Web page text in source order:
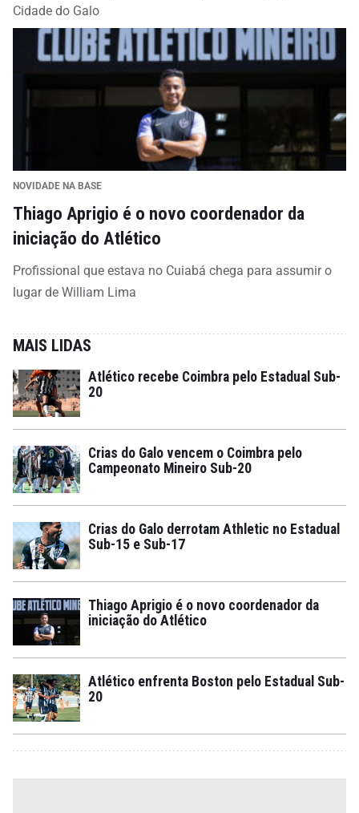
Cidade do Galo
NOVIDADE NA BASE
Thiago Aprigio é o novo coordenador da
iniciação do Atlético
Profissional que estava no Cuiabá chega para assumir o
lugar de William Lima
MAIS LIDAS
Atlético recebe Coimbra pelo Estadual Sub-
20
Crias do Galo vencem o Coimbra pelo
Campeonato Mineiro Sub-20
Crias do Galo derrotam Athletic no Estadual
Sub-15 e Sub-17
Thiago Aprigio é o novo coordenador da
iniciação do Atlético
Atlético enfrenta Boston pelo Estadual Sub-
20